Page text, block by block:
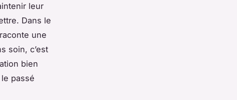
leur
Dans le
une
soin, c’est
bien
passé